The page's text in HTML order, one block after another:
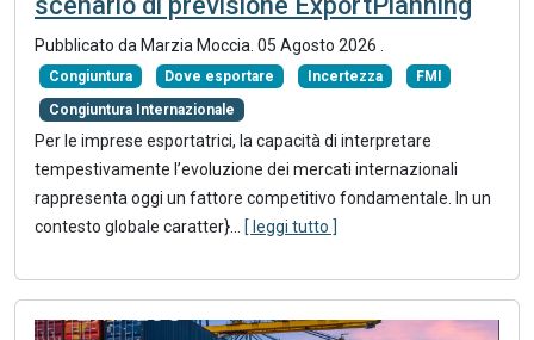
Pubblicato da Marzia Moccia 05 Agosto 2026
Congiuntura Dove esportare Incertezza FMI
Congiuntura Internazionale
Per le imprese esportatrici, la capacità di interpretare
tempestivamente l’evoluzione dei mercati internazionali
rappresenta oggi un fattore competitivo fondamentale. In un
contesto globale caratter}... [ leggi tutto ]